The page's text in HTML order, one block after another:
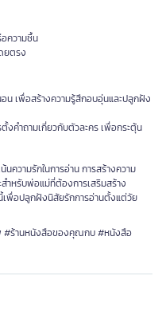
ความชื้น
ยตรง
น เพื่อสร้างความรู้สึกอบอุ่นและปลูกฝัง
งคำถามเกี่ยวกับตัวละคร เพื่อกระตุ้น
วามรักในการอ่าน การสร้างความ
ำหรับพ่อแม่ที่ต้องการเสริมสร้าง
เพื่อปลูกฝังนิสัยรักการอ่านตั้งแต่วัย
#ร้านหนังสือของคุณกบ #หนังสือ